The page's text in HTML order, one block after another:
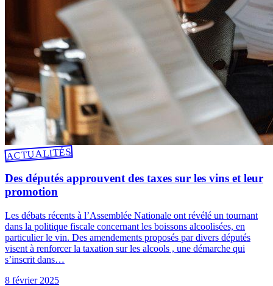
ACTUALITÉS
Des députés approuvent des taxes sur les vins et leur
promotion
Les débats récents à l’Assemblée Nationale ont révélé un tournant
dans la politique fiscale concernant les boissons alcoolisées, en
particulier le vin. Des amendements proposés par divers députés
visent à renforcer la taxation sur les alcools , une démarche qui
s’inscrit dans…
8 février 2025